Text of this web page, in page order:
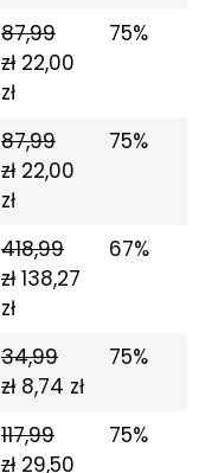
87,99
zł 22,00
zł
75%
87,99
zł 22,00
zł
75%
418,99
zł 138,27
zł
67%
34,99
zł 8,74 zł
75%
117,99
zł 29,50
75%